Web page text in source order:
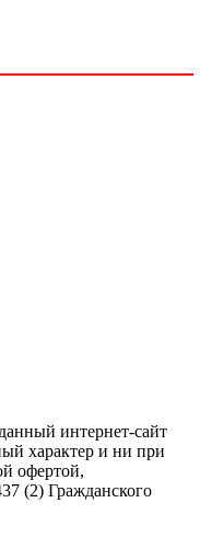
интернет-сайт
характер и ни при
офертой,
(2) Гражданского